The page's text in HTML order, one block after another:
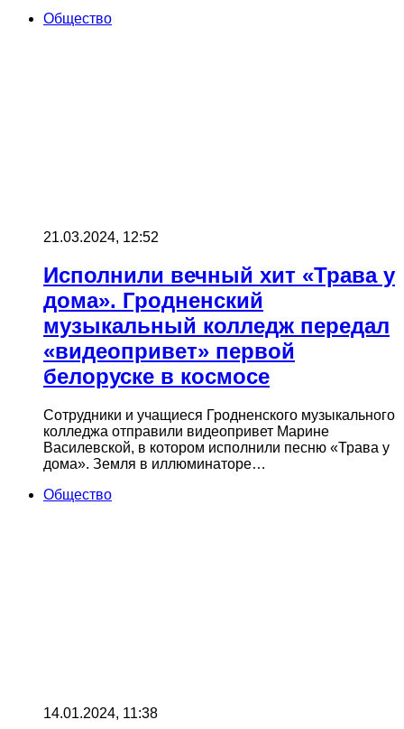
Общество
21.03.2024, 12:52
Исполнили вечный хит «Трава у
дома». Гродненский
музыкальный колледж передал
«видеопривет» первой
белоруске в космосе
Сотрудники и учащиеся Гродненского музыкального
колледжа отправили видеопривет Марине
Василевской, в котором исполнили песню «Трава у
дома». Земля в иллюминаторе…
Общество
14.01.2024, 11:38